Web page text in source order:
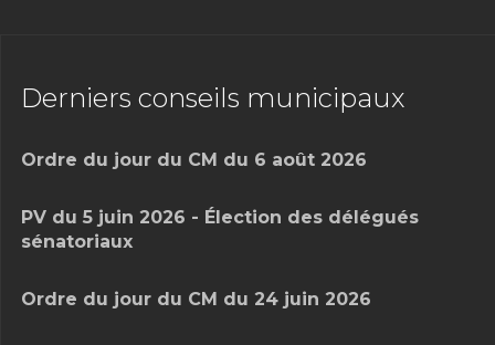
Derniers conseils municipaux
Ordre du jour du CM du 6 août 2026
PV du 5 juin 2026 - Élection des délégués
sénatoriaux
Ordre du jour du CM du 24 juin 2026